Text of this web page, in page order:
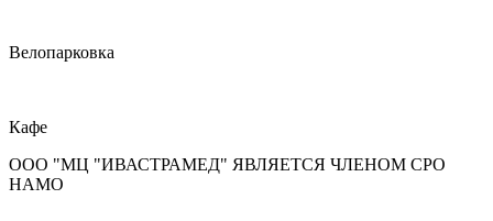
Велопарковка
Кафе
ООО "МЦ "ИВАСТРАМЕД" ЯВЛЯЕТСЯ ЧЛЕНОМ СРО
НАМО